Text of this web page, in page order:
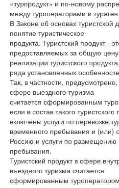
«турпродукт» и по-новому
между туроператорами и
В Законе об основах туристской
понятие туристическое
продукта. Туристский продукт -
предоставляемых за общую
реализации туристского
ряда установленных
Так, в частности, предусмотрено,
сфере выездного туризма
считается сформированным
если в состав такого туристского
включены услуги по перевозке
временного пребывания и (или)
Россию и услуги по размещению
пребывания.
Туристский продукт в сфере
въездного туризма считается
сформированным